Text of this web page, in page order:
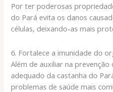
Por ter poderosas
do Pará evita os danos
células, deixando-as mais
6. Fortalece a imunidade do
Além de auxiliar na
adequado da castanha do
problemas de saúde mais